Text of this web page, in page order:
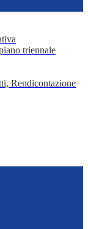
triennale
Rendicontazione